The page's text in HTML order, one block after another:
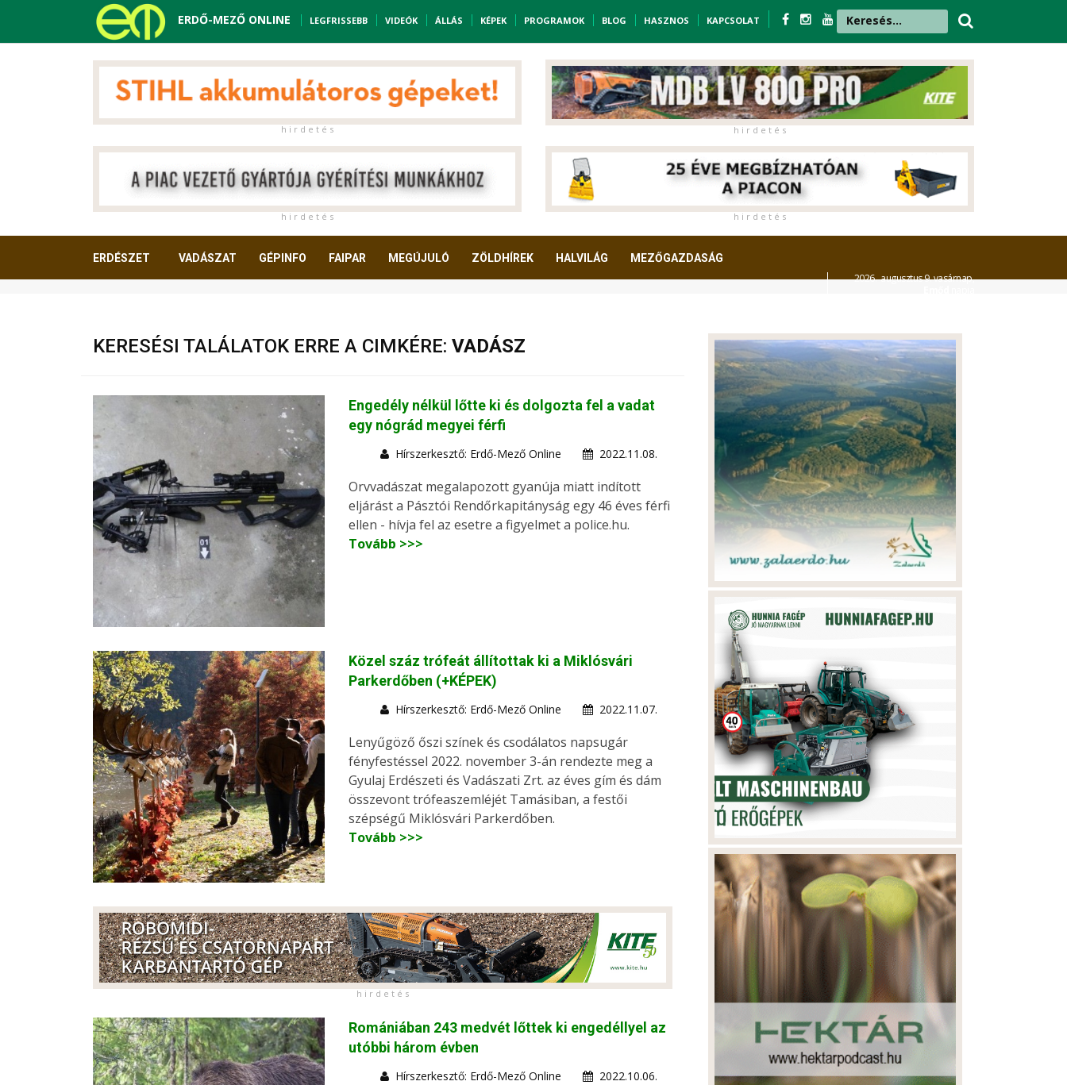
ERDŐ-MEZŐ ONLINE LEGFRISSEBB VIDEÓK ÁLLÁS KÉPEK PROGRAMOK BLOG HASZNOS KAPCSOLAT
h i r d e t é s h i r d e t é s
h i r d e t é s h i r d e t é s
ERDÉSZET VADÁSZAT GÉPINFO FAIPAR MEGÚJULÓ ZÖLDHÍREK HALVILÁG MEZŐGAZDASÁG
2026. augusztus 9. vasárnap,
KERESÉSI TALÁLATOK ERRE A CIMKÉRE: VADÁSZ
Engedély nélkül lőtte ki és dolgozta fel a vadat
egy nógrád megyei férfi
Hírszerkesztő: Erdő-Mező Online 2022.11.08.
Orvvadászat megalapozott gyanúja miatt indított
eljárást a Pásztói Rendőrkapitányság egy 46 éves férfi
ellen - hívja fel az esetre a figyelmet a police.hu.
Tovább >>>
Közel száz trófeát állítottak ki a Miklósvári
Parkerdőben (+KÉPEK)
Hírszerkesztő: Erdő-Mező Online 2022.11.07.
Lenyűgöző őszi színek és csodálatos napsugár
fényfestéssel 2022. november 3-án rendezte meg a
Gyulaj Erdészeti és Vadászati Zrt. az éves gím és dám
összevont trófeaszemléjét Tamásiban, a festői
szépségű Miklósvári Parkerdőben.
Tovább >>>
h i r d e t é s
Romániában 243 medvét lőttek ki engedéllyel az
utóbbi három évben
Hírszerkesztő: Erdő-Mező Online 2022.10.06.